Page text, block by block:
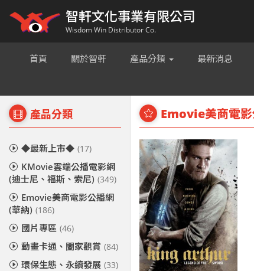
智軒文化事業有限公司
Wisdom Win Distributor Co.
首頁 關於智軒 產品分類 最新消息
產品分類
◆最新上市◆ (17)
KMovie雲端公播電影網
(迪士尼、福斯、索尼) (349)
Emovie美商電影公播網
(華納) (186)
國片專區 (46)
動畫卡通、闔家觀賞 (84)
環保生態、永續發展 (33)
Emovie美商電